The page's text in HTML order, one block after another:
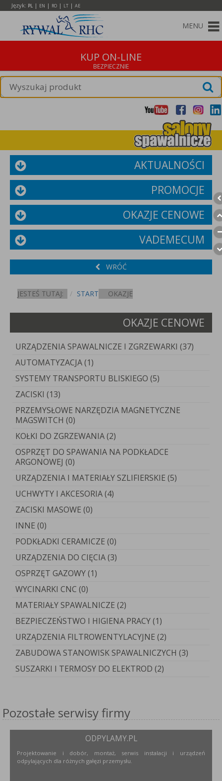
Język: PL | EN | RO | LT | AE
MENU
KUP ON-LINE
AKTUALNOŚCI
PROMOCJE
OKAZJE CENOWE
VADEMECUM
WRÓĆ
JESTEŚ TUTAJ: START OKAZJE
OKAZJE CENOWE
URZĄDZENIA SPAWALNICZE I ZGRZEWARKI (37)
AUTOMATYZACJA (1)
SYSTEMY TRANSPORTU BLISKIEGO (5)
ZACISKI (13)
PRZEMYSŁOWE NARZĘDZIA MAGNETYCZNE
MAGSWITCH (0)
KOŁKI DO ZGRZEWANIA (2)
OSPRZĘT DO SPAWANIA NA PODKŁADCE
ARGONOWEJ (0)
URZĄDZENIA I MATERIAŁY SZLIFIERSKIE (5)
UCHWYTY I AKCESORIA (4)
ZACISKI MASOWE (0)
INNE (0)
PODKŁADKI CERAMICZE (0)
URZĄDZENIA DO CIĘCIA (3)
OSPRZĘT GAZOWY (1)
WYCINARKI CNC (0)
MATERIAŁY SPAWALNICZE (2)
BEZPIECZEŃSTWO I HIGIENA PRACY (1)
URZĄDZENIA FILTROWENTYLACYJNE (2)
ZABUDOWA STANOWISK SPAWALNICZYCH (3)
SUSZARKI I TERMOSY DO ELEKTROD (2)
Pozostałe serwisy firmy
ODPYLAMY.PL
Projektowanie i dobór, montaż, serwis instalacji i urządzeń
odpylających dla różnych gałęzi przemysłu.